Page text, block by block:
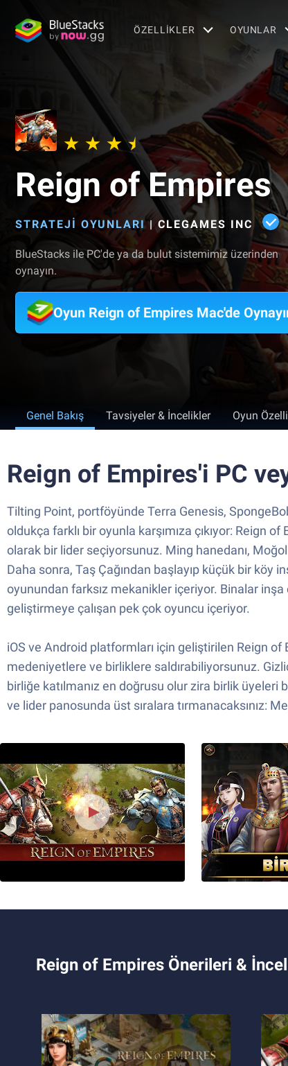
ÖZELLIKLER OYUNLAR
Reign of Empires
STRATEJI OYUNLARI | CLEGAMES INC
BlueStacks ile PC'de ya da bulut sistemimiz üzerinden
oynayın.
Oyun Reign of Empires Mac'de
Genel Bakış Tavsiyeler & İncelikler Oyun
Reign of Empires'i PC
Tilting Point, portföyünde Terra Genesis,
oldukça farklı bir oyunla karşımıza çıkıyor: Reign
olarak bir lider seçiyorsunuz. Ming hanedanı,
Daha sonra, Taş Çağından başlayıp küçük bir
oyunundan farksız mekanikler içeriyor. Binalar
geliştirmeye çalışan pek çok oyuncu içeriyor.
iOS ve Android platformları için geliştirilen Reign
medeniyetlere ve birliklere saldırabiliyorsunuz.
birliğe katılmanız en doğrusu olur zira birlik üyeleri
ve lider panosunda üst sıralara tırmanacaksınız:
Reign of Empires Önerileri &